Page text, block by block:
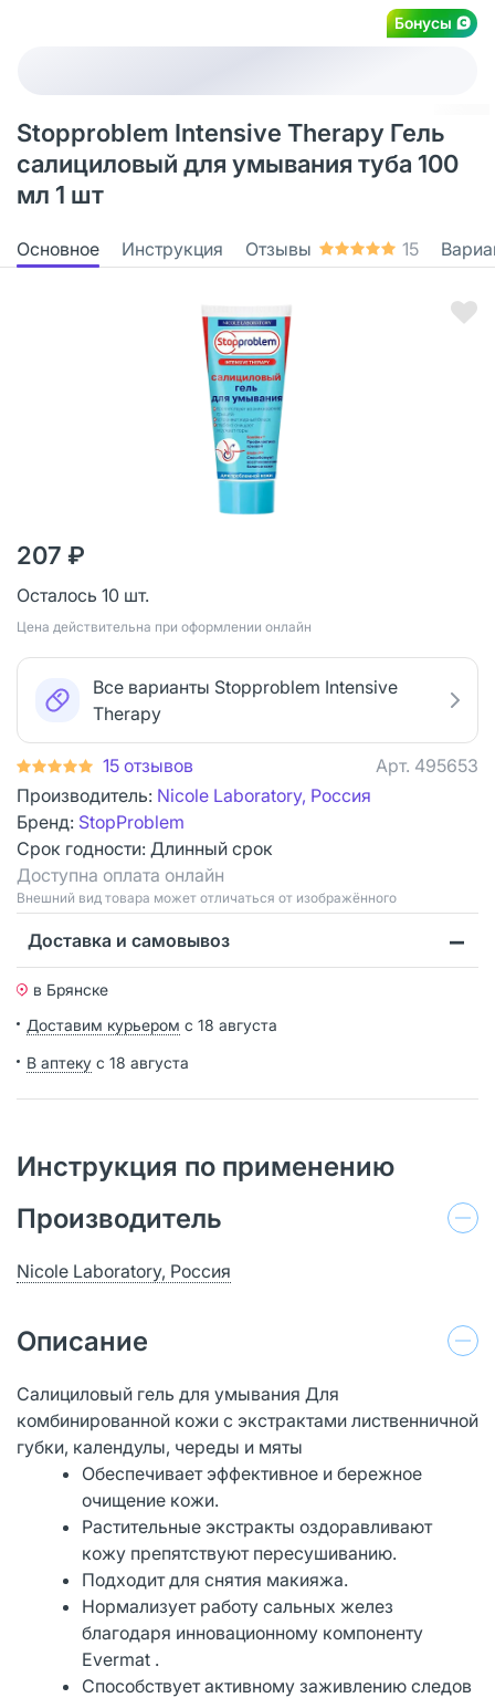
Бонусы
Stopproblem Intensive Therapy Гель
салициловый для умывания туба 100
мл 1 шт
Основное Инструкция Отзывы 15
207 ₽
Осталось 10 шт.
Цена действительна при оформлении онлайн
Все варианты Stopproblem Intensive
Therapy
15 отзывов Арт. 495653
Производитель: Nicole Laboratory, Россия
Бренд: StopProblem
Срок годности: Длинный срок
Доступна оплата онлайн
Bнешний вид товара может отличаться от изображённого
Доставка и самовывоз
в Брянске
Доставим курьером с 18 августа
В аптеку с 18 августа
Инструкция по применению
Производитель
Nicole Laboratory, Россия
Описание
Салициловый гель для умывания Для
комбинированной кожи с экстрактами лиственничной
губки, календулы, череды и мяты
Обеспечивает эффективное и бережное
очищение кожи.
Растительные экстракты оздоравливают
кожу препятствуют пересушиванию.
Подходит для снятия макияжа.
Нормализует работу сальных желез
благодаря инновационному компоненту
Evermat .
Способствует активному заживлению следов